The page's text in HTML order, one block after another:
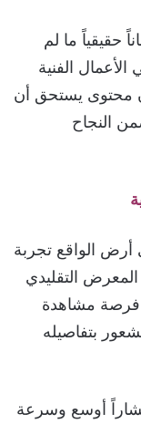
حقيقياً ما لم
الفنية
محتوى يستحق أن
النجاح
أرض الواقع تجربة
التقليدي
فرصة مشاهدة
بتفاصيله
أوسع وسرعة